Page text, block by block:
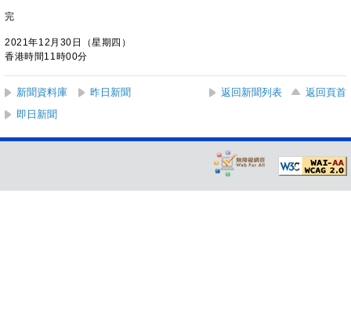
完
2021年12月30日（星期四）
香港時間11時00分
新聞資料庫 昨日新聞 返回新聞列表
返回頁首
即日新聞